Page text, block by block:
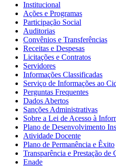
Institucional
Ações e Programas
Participação Social
Auditorias
Convênios e Transferências
Receitas e Despesas
Licitações e Contratos
Servidores
Informações Classificadas
Serviço de Informações ao
Perguntas Frequentes
Dados Abertos
Sanções Administrativas
Sobre a Lei de Acesso à
Plano de Desenvolvimento
Atividade Docente
Plano de Permanência e Êxito
Transparência e Prestação de
Enade